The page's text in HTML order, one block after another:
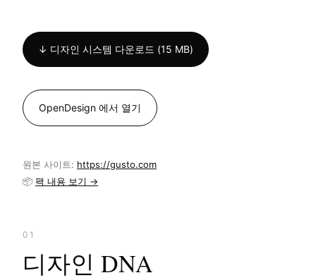
↓ 디자인 시스템 다운로드 (15 MB)
OpenDesign 에서 열기
원본 사이트: https://gusto.com
📦 팩 내용 보기 →
01
디자인 DNA